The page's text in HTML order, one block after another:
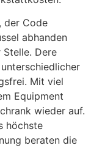
der Code
abhanden
Dere
Mit viel
Equipment
wieder auf.
höchste
beraten die